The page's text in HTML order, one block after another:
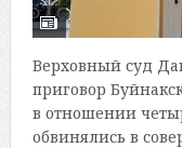
Верховный суд
приговор
в отношении
обвинялись в